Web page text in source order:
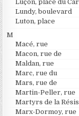
Luçon, place du
Lundy, boulevard
Luton, place
M
Macé, rue
Macon, rue de
Maldan, rue
Marc, rue du
Mars, rue de
Martin-Peller, rue
Martyrs de la
Marx-Dormoy, rue